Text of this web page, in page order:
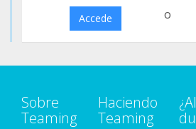
Accede o
Sobre
Teaming
Haciendo
Teaming